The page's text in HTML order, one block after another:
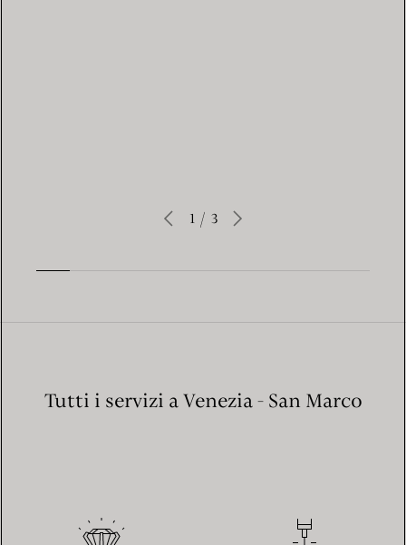
1 / 3
Tutti i servizi a Venezia - San Marco